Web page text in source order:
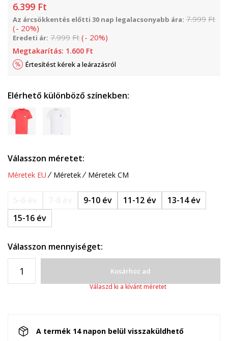
6.399 Ft
Az árcsökkentés előtti 30 nap legalacsonyabb ára: 7.999 Ft
(- 20%)
Eredeti ár: 7.999 Ft (- 20%)
Megtakarítás: 1.600 Ft
Értesítést kérek a leárazásról
Elérhető különböző színekben:
Válasszon méretet:
Méretek EU Méretek Méretek CM
9-10 év 11-12 év
13-14 év
15-16 év
Válasszon mennyiséget:
Kosárhoz ad
Válaszd ki a kívánt méretet
A termék 14 napon belül visszaküldhető